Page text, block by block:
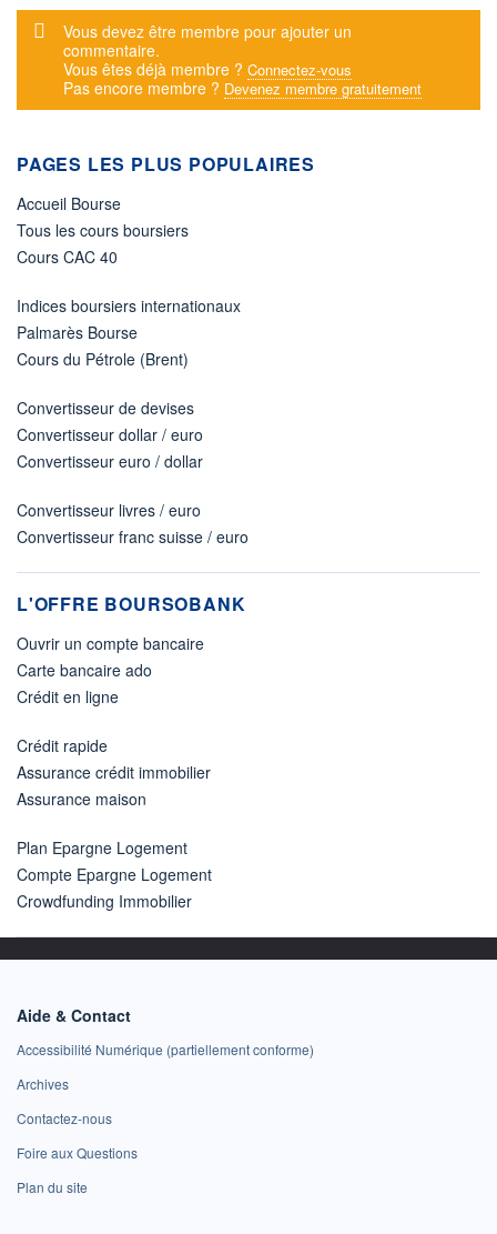
Message d'alerte
Vous devez être membre pour ajouter un
commentaire.
Vous êtes déjà membre ? Connectez-vous
Pas encore membre ? Devenez membre gratuitement
PAGES LES PLUS POPULAIRES
Accueil Bourse
Tous les cours boursiers
Cours CAC 40
Indices boursiers internationaux
Palmarès Bourse
Cours du Pétrole (Brent)
Convertisseur de devises
Convertisseur dollar / euro
Convertisseur euro / dollar
Convertisseur livres / euro
Convertisseur franc suisse / euro
L'OFFRE BOURSOBANK
Ouvrir un compte bancaire
Carte bancaire ado
Crédit en ligne
Crédit rapide
Assurance crédit immobilier
Assurance maison
Plan Epargne Logement
Compte Epargne Logement
Crowdfunding Immobilier
Aide & Contact
Accessibilité Numérique (partiellement conforme)
Archives
Contactez-nous
Foire aux Questions
Plan du site